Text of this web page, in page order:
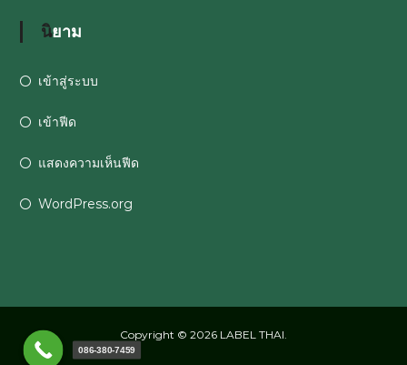
นิยาม
เข้าสู่ระบบ
เข้าฟีด
แสดงความเห็นฟีด
WordPress.org
Copyright © 2026 LABEL THAI.
086-380-7459